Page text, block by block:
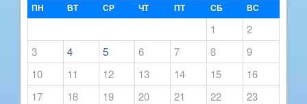
ПН ВТ СР ЧТ ПТ СБ ВС
1
2
3
4 5 6 7 8
9
10
11 12 13 14 15
16
17
18 19 20 21 22
23